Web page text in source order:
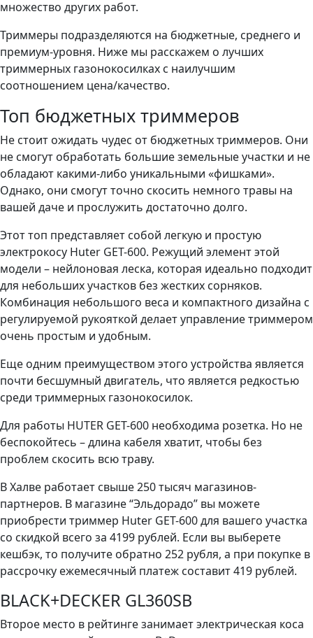
множество других работ.
Триммеры подразделяются на бюджетные, среднего и
премиум-уровня. Ниже мы расскажем о лучших
триммерных газонокосилках с наилучшим
соотношением цена/качество.
Топ бюджетных триммеров
Не стоит ожидать чудес от бюджетных триммеров. Они
не смогут обработать большие земельные участки и не
обладают какими-либо уникальными «фишками».
Однако, они смогут точно скосить немного травы на
вашей даче и прослужить достаточно долго.
Этот топ представляет собой легкую и простую
электрокосу Huter GET-600. Режущий элемент этой
модели – нейлоновая леска, которая идеально подходит
для небольших участков без жестких сорняков.
Комбинация небольшого веса и компактного дизайна с
регулируемой рукояткой делает управление триммером
очень простым и удобным.
Еще одним преимуществом этого устройства является
почти бесшумный двигатель, что является редкостью
среди триммерных газонокосилок.
Для работы HUTER GET-600 необходима розетка. Но не
беспокойтесь – длина кабеля хватит, чтобы без
проблем скосить всю траву.
В Халве работает свыше 250 тысяч магазинов-
партнеров. В магазине “Эльдорадо” вы можете
приобрести триммер Huter GET-600 для вашего участка
со скидкой всего за 4199 рублей. Если вы выберете
кешбэк, то получите обратно 252 рубля, а при покупке в
рассрочку ежемесячный платеж составит 419 рублей.
BLACK+DECKER GL360SB
Второе место в рейтинге занимает электрическая коса